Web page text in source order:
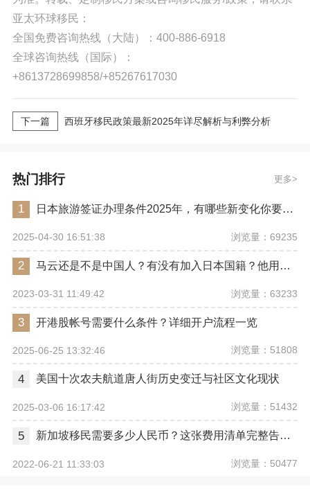
亚太环球移民：
全国免费咨询热线（大陆）：400-886-6918
全球咨询热线（国际）：
+8613728699858/+85267617030
下一篇 西班牙移民政策最新2025年详尽解析与利弊分析
热门排行 更多
1 日本旅游签证办理条件2025年，有哪些新变化你要注意？
2025-04-30 16:51:38 浏览量：69235
2 马云还是不是中国人？有没有加入日本国籍？他用了哪些身份畅行世界？
2023-03-31 11:49:42 浏览量：63233
3 开港股帐号需要什么条件？详细开户流程一览
2025-06-25 13:32:46 浏览量：51808
4 美国十次农夫航道唐人街历史变迁与社区文化现状
2025-03-06 16:17:42 浏览量：51432
5 新加坡移民需要多少人民币？这张费用清单完整告诉你
2022-06-21 11:33:03 浏览量：50477